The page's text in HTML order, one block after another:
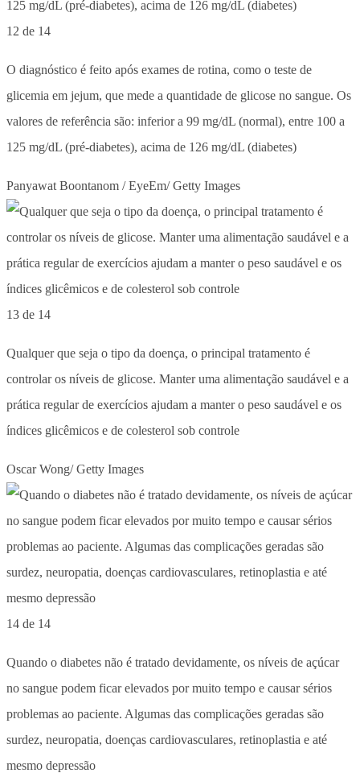
12 de 14
O diagnóstico é feito após exames de rotina, como o teste de
glicemia em jejum, que mede a quantidade de glicose no sangue. Os
valores de referência são: inferior a 99 mg/dL (normal), entre 100 a
125 mg/dL (pré-diabetes), acima de 126 mg/dL (diabetes)
Panyawat Boontanom / EyeEm/ Getty Images
13 de 14
Qualquer que seja o tipo da doença, o principal tratamento é
controlar os níveis de glicose. Manter uma alimentação saudável e a
prática regular de exercícios ajudam a manter o peso saudável e os
índices glicêmicos e de colesterol sob controle
Oscar Wong/ Getty Images
14 de 14
Quando o diabetes não é tratado devidamente, os níveis de açúcar
no sangue podem ficar elevados por muito tempo e causar sérios
problemas ao paciente. Algumas das complicações geradas são
surdez, neuropatia, doenças cardiovasculares, retinoplastia e até
mesmo depressão